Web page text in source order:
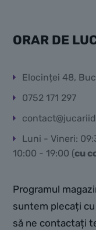
ORAR DE
Elocinței 48,
0752 171 297
Luni - Vineri:
10:00 - 19:00 (cu
Programul
suntem plecați
să ne contactați